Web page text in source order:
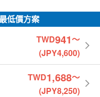
低價方案
TWD941〜
(JPY4,600)
TWD1,688〜
(JPY8,250)